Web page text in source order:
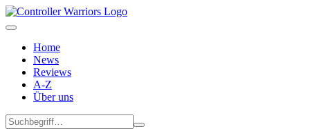
Home
News
Reviews
A-Z
Über uns